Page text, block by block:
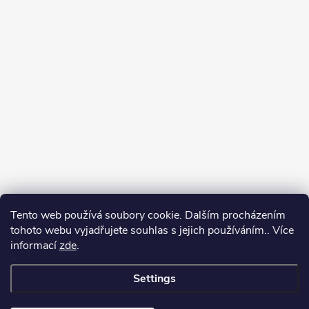
Tento web používá soubory cookie. Dalším procházením
tohoto webu vyjadřujete souhlas s jejich používáním.. Více
informacízde.
Settings